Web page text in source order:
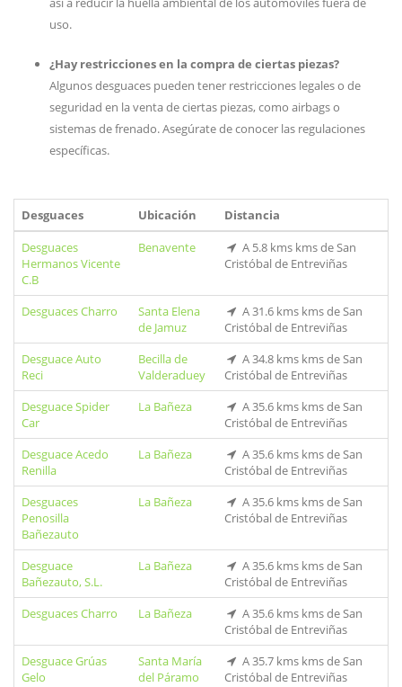
uso.
¿Hay restricciones en la compra de ciertas piezas?
Algunos desguaces pueden tener restricciones legales o de
seguridad en la venta de ciertas piezas, como airbags o
sistemas de frenado. Asegúrate de conocer las regulaciones
específicas.
Desguaces Ubicación
Distancia
Desguaces
Hermanos Vicente
C.B
Benavente
A 5.8 kms kms de San
Cristóbal de Entreviñas
Desguaces Charro
Santa Elena
de Jamuz
A 31.6 kms kms de San
Cristóbal de Entreviñas
Desguace Auto
Reci
Becilla de
Valderaduey
A 34.8 kms kms de San
Cristóbal de Entreviñas
Desguace Spider
Car
La Bañeza
A 35.6 kms kms de San
Cristóbal de Entreviñas
Desguace Acedo
Renilla
La Bañeza
A 35.6 kms kms de San
Cristóbal de Entreviñas
Desguaces
Penosilla
Bañezauto
La Bañeza
A 35.6 kms kms de San
Cristóbal de Entreviñas
Desguace
Bañezauto, S.L.
La Bañeza
A 35.6 kms kms de San
Cristóbal de Entreviñas
Desguaces Charro
La Bañeza
A 35.6 kms kms de San
Cristóbal de Entreviñas
Desguace Grúas
Gelo
Santa María
del Páramo
A 35.7 kms kms de San
Cristóbal de Entreviñas